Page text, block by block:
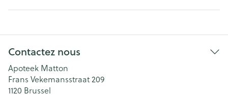
Contactez nous
Apoteek Matton
Frans Vekemansstraat 209
1120 Brussel